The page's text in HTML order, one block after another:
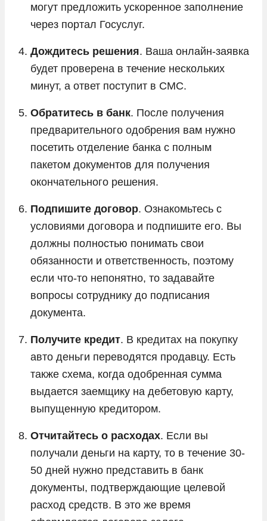
могут предложить ускоренное заполнение
через портал Госуслуг.
Дождитесь решения. Ваша онлайн-заявка
будет проверена в течение нескольких
минут, а ответ поступит в СМС.
Обратитесь в банк. После получения
предварительного одобрения вам нужно
посетить отделение банка с полным
пакетом документов для получения
окончательного решения.
Подпишите договор. Ознакомьтесь с
условиями договора и подпишите его. Вы
должны полностью понимать свои
обязанности и ответственность, поэтому
если что-то непонятно, то задавайте
вопросы сотруднику до подписания
документа.
Получите кредит. В кредитах на покупку
авто деньги переводятся продавцу. Есть
также схема, когда одобренная сумма
выдается заемщику на дебетовую карту,
выпущенную кредитором.
Отчитайтесь о расходах. Если вы
получали деньги на карту, то в течение 30-
50 дней нужно представить в банк
документы, подтверждающие целевой
расход средств. В это же время